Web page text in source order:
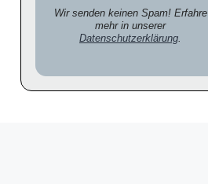
Wir senden keinen Spam! Erfahre
mehr in unserer
Datenschutzerklärung.